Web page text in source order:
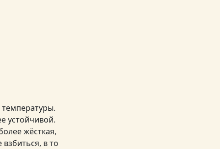
устойчивой.
жёсткая,
в то